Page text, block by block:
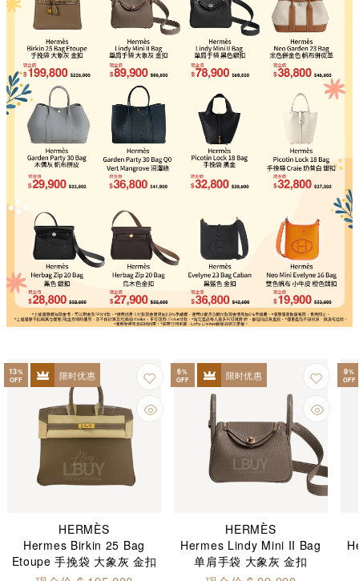
13%
OFF
限时优惠
HERMÈS
Hermes Birkin 25 Bag
Etoupe 手挽袋 大象灰 金扣
6%
OFF
限时优惠
HERMÈS
Hermes Lindy Mini II Bag
单肩手袋 大象灰 金扣
9%
OFF